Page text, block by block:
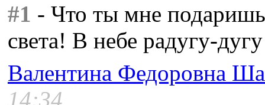
#1 - Что ты мне
света! В небе pадyгy-
Валентина Федоровна
14:34